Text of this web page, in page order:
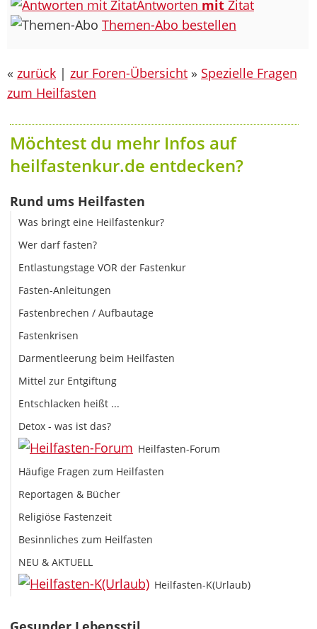
Antworten mit Zitat
Themen-Abo bestellen
« zurück | zur Foren-Übersicht » Spezielle Fragen
zum Heilfasten
Möchtest du mehr Infos auf
heilfastenkur.de entdecken?
Rund ums Heilfasten
Was bringt eine Heilfastenkur?
Wer darf fasten?
Entlastungstage VOR der Fastenkur
Fasten-Anleitungen
Fastenbrechen / Aufbautage
Fastenkrisen
Darmentleerung beim Heilfasten
Mittel zur Entgiftung
Entschlacken heißt ...
Detox - was ist das?
Heilfasten-Forum
Häufige Fragen zum Heilfasten
Reportagen & Bücher
Religiöse Fastenzeit
Besinnliches zum Heilfasten
NEU & AKTUELL
Heilfasten-K(Urlaub)